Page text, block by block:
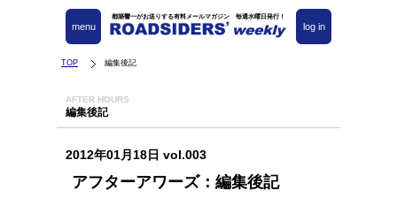
都築響一がお送りする有料メールマガジン 毎週水曜日発行！
log in
menu
TOP 編集後記
AFTER HOURS
編集後記
2012年01月18日 vol.003
アフターアワーズ：編集後記